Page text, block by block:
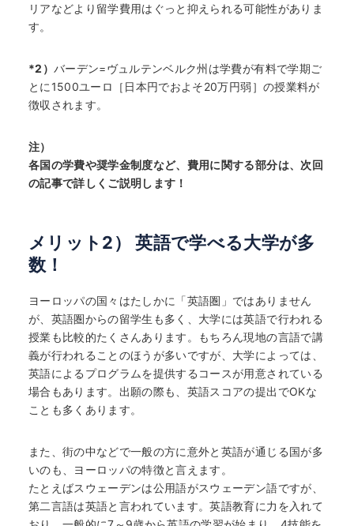
リアなどより留学費用はぐっと抑えられる可能性がありま
す。
*2） バーデン=ヴュルテンベルク州は学費が有料で学期ご
とに1500ユーロ［日本円でおよそ20万円弱］の授業料が
徴収されます。
注）
各国の学費や奨学金制度など、費用に関する部分は、次回
の記事で詳しくご説明します！
メリット2） 英語で学べる大学が多
数！
ヨーロッパの国々はたしかに「英語圏」ではありません
が、英語圏からの留学生も多く、大学には英語で行われる
授業も比較的たくさんあります。もちろん現地の言語で講
義が行われることのほうが多いですが、大学によっては、
英語によるプログラムを提供するコースが用意されている
場合もあります。出願の際も、英語スコアの提出でOKな
ことも多くあります。
また、街の中などで一般の方に意外と英語が通じる国が多
いのも、ヨーロッパの特徴と言えます。
たとえばスウェーデンは公用語がスウェーデン語ですが、
第二言語は英語と言われています。英語教育に力を入れて